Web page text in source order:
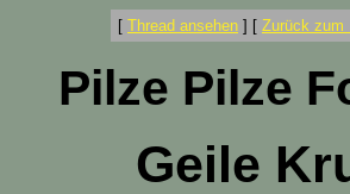
[ Thread ansehen ] [ Zurück zum
Pilze Pilze
Geile